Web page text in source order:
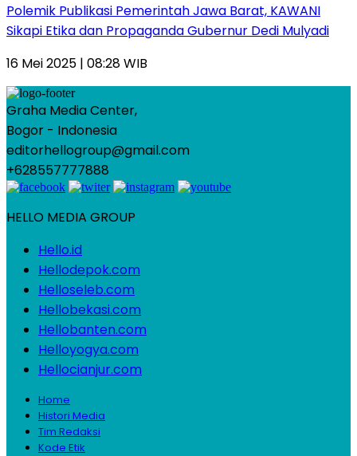
Polemik Publikasi Pemerintah Jawa Barat, KAWANI
Sikapi Etika dan Propaganda Gubernur Dedi Mulyadi
16 Mei 2025 | 08:28 WIB
Graha Media Center,
Bogor - Indonesia
editorhellogroup@gmail.com
+628557777888
HELLO MEDIA GROUP
Hello.id
Hellodepok.com
Helloseleb.com
Hellobekasi.com
Hellobanten.com
Helloyogya.com
Hellocianjur.com
Home
Histori Media
Tim Redaksi
Kode Etik